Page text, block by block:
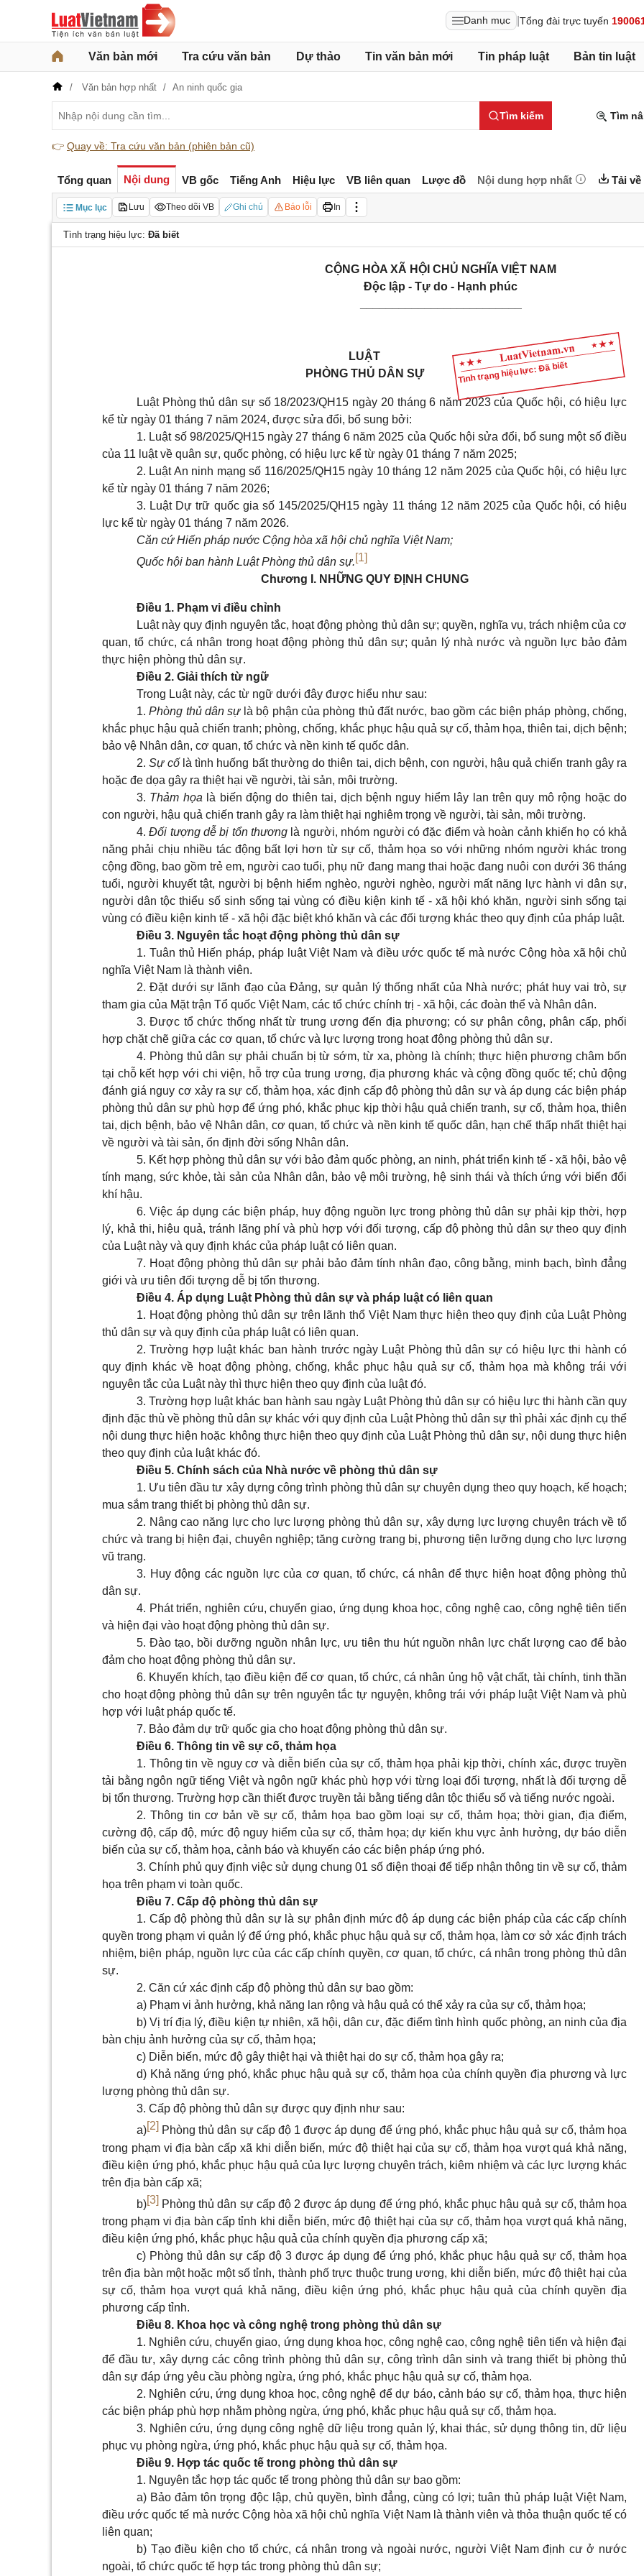
Danh mục Tổng đài trực tuyến
Văn bản mới Tra cứu văn bản Dự thảo Tin văn bản mới Tin pháp luật Bản tin luật
Văn bản hợp nhất An ninh quốc gia
Tìm kiếm Tìm
👉 Quay về: Tra cứu văn bản (phiên bản cũ)
Tổng quan Nội dung VB gốc Tiếng Anh Hiệu lực VB liên quan Lược đồ Nội dung hợp nhất Tải về
Mục lục Lưu Theo dõi VB Ghi chú Báo lỗi In
Tình trạng hiệu lực: Đã biết
Tình trạng hiệu lực: Đã biết
CỘNG HÒA XÃ HỘI CHỦ NGHĨA VIỆT NAM
Độc lập - Tự do - Hạnh phúc
LUẬT
PHÒNG THỦ DÂN SỰ
Luật Phòng thủ dân sự số 18/2023/QH15 ngày 20 tháng 6 năm 2023 của Quốc hội, có hiệu lực
kể từ ngày 01 tháng 7 năm 2024, được sửa đổi, bổ sung bởi:
1. Luật số 98/2025/QH15 ngày 27 tháng 6 năm 2025 của Quốc hội sửa đổi, bổ sung một số điều
của 11 luật về quân sự, quốc phòng, có hiệu lực kể từ ngày 01 tháng 7 năm 2025;
2. Luật An ninh mạng số 116/2025/QH15 ngày 10 tháng 12 năm 2025 của Quốc hội, có hiệu lực
kể từ ngày 01 tháng 7 năm 2026;
3. Luật Dự trữ quốc gia số 145/2025/QH15 ngày 11 tháng 12 năm 2025 của Quốc hội, có hiệu
lực kể từ ngày 01 tháng 7 năm 2026.
Căn cứ Hiến pháp nước Cộng hòa xã hội chủ nghĩa Việt Nam;
Quốc hội ban hành Luật Phòng thủ dân sự.[1]
Chương I. NHỮNG QUY ĐỊNH CHUNG
Điều 1. Phạm vi điều chỉnh
Luật này quy định nguyên tắc, hoạt động phòng thủ dân sự; quyền, nghĩa vụ, trách nhiệm của cơ
quan, tổ chức, cá nhân trong hoạt động phòng thủ dân sự; quản lý nhà nước và nguồn lực bảo đảm
thực hiện phòng thủ dân sự.
Điều 2. Giải thích từ ngữ
Trong Luật này, các từ ngữ dưới đây được hiểu như sau:
1.Phòng thủ dân sựlà bộ phận của phòng thủ đất nước, bao gồm các biện pháp phòng, chống,
khắc phục hậu quả chiến tranh; phòng, chống, khắc phục hậu quả sự cố, thảm họa, thiên tai, dịch bệnh;
bảo vệ Nhân dân, cơ quan, tổ chức và nền kinh tế quốc dân.
2.Sự cốlà tình huống bất thường do thiên tai, dịch bệnh, con người, hậu quả chiến tranh gây ra
hoặc đe dọa gây ra thiệt hại về người, tài sản, môi trường.
3. Thảm họa là biến động do thiên tai, dịch bệnh nguy hiểm lây lan trên quy mô rộng hoặc do
con người, hậu quả chiến tranh gây ra làm thiệt hại nghiêm trọng về người, tài sản, môi trường.
4.Đối tượng dễ bị tổn thương là người, nhóm người có đặc điểm và hoàn cảnh khiến họ có khả
năng phải chịu nhiều tác động bất lợi hơn từ sự cố, thảm họa so với những nhóm người khác trong
cộng đồng, bao gồm trẻ em, người cao tuổi, phụ nữ đang mang thai hoặc đang nuôi con dưới 36 tháng
tuổi, người khuyết tật, người bị bệnh hiểm nghèo, người nghèo, người mất năng lực hành vi dân sự,
người dân tộc thiểu số sinh sống tại vùng có điều kiện kinh tế - xã hội khó khăn, người sinh sống tại
vùng có điều kiện kinh tế - xã hội đặc biệt khó khăn và các đối tượng khác theo quy định của pháp luật.
Điều 3. Nguyên tắc hoạt động phòng thủ dân sự
1. Tuân thủ Hiến pháp, pháp luật Việt Nam và điều ước quốc tế mà nước Cộng hòa xã hội chủ
nghĩa Việt Nam là thành viên.
2. Đặt dưới sự lãnh đạo của Đảng, sự quản lý thống nhất của Nhà nước; phát huy vai trò, sự
tham gia của Mặt trận Tổ quốc Việt Nam, các tổ chức chính trị - xã hội, các đoàn thể và Nhân dân.
3. Được tổ chức thống nhất từ trung ương đến địa phương; có sự phân công, phân cấp, phối
hợp chặt chẽ giữa các cơ quan, tổ chức và lực lượng trong hoạt động phòng thủ dân sự.
4. Phòng thủ dân sự phải chuẩn bị từ sớm, từ xa, phòng là chính; thực hiện phương châm bốn
tại chỗ kết hợp với chi viện, hỗ trợ của trung ương, địa phương khác và cộng đồng quốc tế; chủ động
đánh giá nguy cơ xảy ra sự cố, thảm họa, xác định cấp độ phòng thủ dân sự và áp dụng các biện pháp
phòng thủ dân sự phù hợp để ứng phó, khắc phục kịp thời hậu quả chiến tranh, sự cố, thảm họa, thiên
tai, dịch bệnh, bảo vệ Nhân dân, cơ quan, tổ chức và nền kinh tế quốc dân, hạn chế thấp nhất thiệt hại
về người và tài sản, ổn định đời sống Nhân dân.
5. Kết hợp phòng thủ dân sự với bảo đảm quốc phòng, an ninh, phát triển kinh tế - xã hội, bảo vệ
tính mạng, sức khỏe, tài sản của Nhân dân, bảo vệ môi trường, hệ sinh thái và thích ứng với biến đổi
khí hậu.
6. Việc áp dụng các biện pháp, huy động nguồn lực trong phòng thủ dân sự phải kịp thời, hợp
lý, khả thi, hiệu quả, tránh lãng phí và phù hợp với đối tượng, cấp độ phòng thủ dân sự theo quy định
của Luật này và quy định khác của pháp luật có liên quan.
7. Hoạt động phòng thủ dân sự phải bảo đảm tính nhân đạo, công bằng, minh bạch, bình đẳng
giới và ưu tiên đối tượng dễ bị tổn thương.
Điều 4. Áp dụng Luật Phòng thủ dân sự và pháp luật có liên quan
1. Hoạt động phòng thủ dân sự trên lãnh thổ Việt Nam thực hiện theo quy định của Luật Phòng
thủ dân sự và quy định của pháp luật có liên quan.
2. Trường hợp luật khác ban hành trước ngày Luật Phòng thủ dân sự có hiệu lực thi hành có
quy định khác về hoạt động phòng, chống, khắc phục hậu quả sự cố, thảm họa mà không trái với
nguyên tắc của Luật này thì thực hiện theo quy định của luật đó.
3. Trường hợp luật khác ban hành sau ngày Luật Phòng thủ dân sự có hiệu lực thi hành cần quy
định đặc thù về phòng thủ dân sự khác với quy định của Luật Phòng thủ dân sự thì phải xác định cụ thể
nội dung thực hiện hoặc không thực hiện theo quy định của Luật Phòng thủ dân sự, nội dung thực hiện
theo quy định của luật khác đó.
Điều 5. Chính sách của Nhà nước về phòng thủ dân sự
1. Ưu tiên đầu tư xây dựng công trình phòng thủ dân sự chuyên dụng theo quy hoạch, kế hoạch;
mua sắm trang thiết bị phòng thủ dân sự.
2. Nâng cao năng lực cho lực lượng phòng thủ dân sự, xây dựng lực lượng chuyên trách về tổ
chức và trang bị hiện đại, chuyên nghiệp; tăng cường trang bị, phương tiện lưỡng dụng cho lực lượng
vũ trang.
3. Huy động các nguồn lực của cơ quan, tổ chức, cá nhân để thực hiện hoạt động phòng thủ
dân sự.
4. Phát triển, nghiên cứu, chuyển giao, ứng dụng khoa học, công nghệ cao, công nghệ tiên tiến
và hiện đại vào hoạt động phòng thủ dân sự.
5. Đào tạo, bồi dưỡng nguồn nhân lực, ưu tiên thu hút nguồn nhân lực chất lượng cao để bảo
đảm cho hoạt động phòng thủ dân sự.
6. Khuyến khích, tạo điều kiện để cơ quan, tổ chức, cá nhân ủng hộ vật chất, tài chính, tinh thần
cho hoạt động phòng thủ dân sự trên nguyên tắc tự nguyện, không trái với pháp luật Việt Nam và phù
hợp với luật pháp quốc tế.
7. Bảo đảm dự trữ quốc gia cho hoạt động phòng thủ dân sự.
Điều 6. Thông tin về sự cố, thảm họa
1. Thông tin về nguy cơ và diễn biến của sự cố, thảm họa phải kịp thời, chính xác, được truyền
tải bằng ngôn ngữ tiếng Việt và ngôn ngữ khác phù hợp với từng loại đối tượng, nhất là đối tượng dễ
bị tổn thương. Trường hợp cần thiết được truyền tải bằng tiếng dân tộc thiểu số và tiếng nước ngoài.
2. Thông tin cơ bản về sự cố, thảm họa bao gồm loại sự cố, thảm họa; thời gian, địa điểm,
cường độ, cấp độ, mức độ nguy hiểm của sự cố, thảm họa; dự kiến khu vực ảnh hưởng, dự báo diễn
biến của sự cố, thảm họa, cảnh báo và khuyến cáo các biện pháp ứng phó.
3. Chính phủ quy định việc sử dụng chung 01 số điện thoại để tiếp nhận thông tin về sự cố, thảm
họa trên phạm vi toàn quốc.
Điều 7. Cấp độ phòng thủ dân sự
1. Cấp độ phòng thủ dân sự là sự phân định mức độ áp dụng các biện pháp của các cấp chính
quyền trong phạm vi quản lý để ứng phó, khắc phục hậu quả sự cố, thảm họa, làm cơ sở xác định trách
nhiệm, biện pháp, nguồn lực của các cấp chính quyền, cơ quan, tổ chức, cá nhân trong phòng thủ dân
sự.
2. Căn cứ xác định cấp độ phòng thủ dân sự bao gồm:
a) Phạm vi ảnh hưởng, khả năng lan rộng và hậu quả có thể xảy ra của sự cố, thảm họa;
b) Vị trí địa lý, điều kiện tự nhiên, xã hội, dân cư, đặc điểm tình hình quốc phòng, an ninh của địa
bàn chịu ảnh hưởng của sự cố, thảm họa;
c) Diễn biến, mức độ gây thiệt hại và thiệt hại do sự cố, thảm họa gây ra;
d) Khả năng ứng phó, khắc phục hậu quả sự cố, thảm họa của chính quyền địa phương và lực
lượng phòng thủ dân sự.
3. Cấp độ phòng thủ dân sự được quy định như sau:
a)[2] Phòng thủ dân sự cấp độ 1 được áp dụng để ứng phó, khắc phục hậu quả sự cố, thảm họa
trong phạm vi địa bàn cấp xã khi diễn biến, mức độ thiệt hại của sự cố, thảm họa vượt quá khả năng,
điều kiện ứng phó, khắc phục hậu quả của lực lượng chuyên trách, kiêm nhiệm và các lực lượng khác
trên địa bàn cấp xã;
b)[3] Phòng thủ dân sự cấp độ 2 được áp dụng để ứng phó, khắc phục hậu quả sự cố, thảm họa
trong phạm vi địa bàn cấp tỉnh khi diễn biến, mức độ thiệt hại của sự cố, thảm họa vượt quá khả năng,
điều kiện ứng phó, khắc phục hậu quả của chính quyền địa phương cấp xã;
c) Phòng thủ dân sự cấp độ 3 được áp dụng để ứng phó, khắc phục hậu quả sự cố, thảm họa
trên địa bàn một hoặc một số tỉnh, thành phố trực thuộc trung ương, khi diễn biến, mức độ thiệt hại của
sự cố, thảm họa vượt quá khả năng, điều kiện ứng phó, khắc phục hậu quả của chính quyền địa
phương cấp tỉnh.
Điều 8. Khoa học và công nghệ trong phòng thủ dân sự
1. Nghiên cứu, chuyển giao, ứng dụng khoa học, công nghệ cao, công nghệ tiên tiến và hiện đại
để đầu tư, xây dựng các công trình phòng thủ dân sự, công trình dân sinh và trang thiết bị phòng thủ
dân sự đáp ứng yêu cầu phòng ngừa, ứng phó, khắc phục hậu quả sự cố, thảm họa.
2. Nghiên cứu, ứng dụng khoa học, công nghệ để dự báo, cảnh báo sự cố, thảm họa, thực hiện
các biện pháp phù hợp nhằm phòng ngừa, ứng phó, khắc phục hậu quả sự cố, thảm họa.
3. Nghiên cứu, ứng dụng công nghệ dữ liệu trong quản lý, khai thác, sử dụng thông tin, dữ liệu
phục vụ phòng ngừa, ứng phó, khắc phục hậu quả sự cố, thảm họa.
Điều 9. Hợp tác quốc tế trong phòng thủ dân sự
1. Nguyên tắc hợp tác quốc tế trong phòng thủ dân sự bao gồm:
a) Bảo đảm tôn trọng độc lập, chủ quyền, bình đẳng, cùng có lợi; tuân thủ pháp luật Việt Nam,
điều ước quốc tế mà nước Cộng hòa xã hội chủ nghĩa Việt Nam là thành viên và thỏa thuận quốc tế có
liên quan;
b) Tạo điều kiện cho tổ chức, cá nhân trong và ngoài nước, người Việt Nam định cư ở nước
ngoài, tổ chức quốc tế hợp tác trong phòng thủ dân sự;